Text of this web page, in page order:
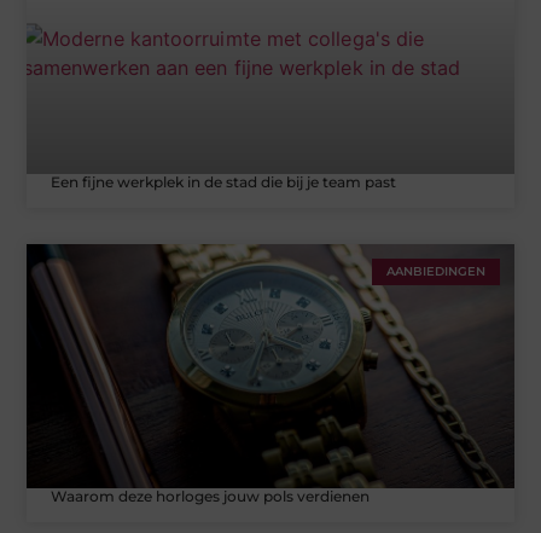
Een fijne werkplek in de stad die bij je team past
AANBIEDINGEN
Waarom deze horloges jouw pols verdienen